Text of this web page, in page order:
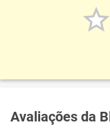
Avaliações da